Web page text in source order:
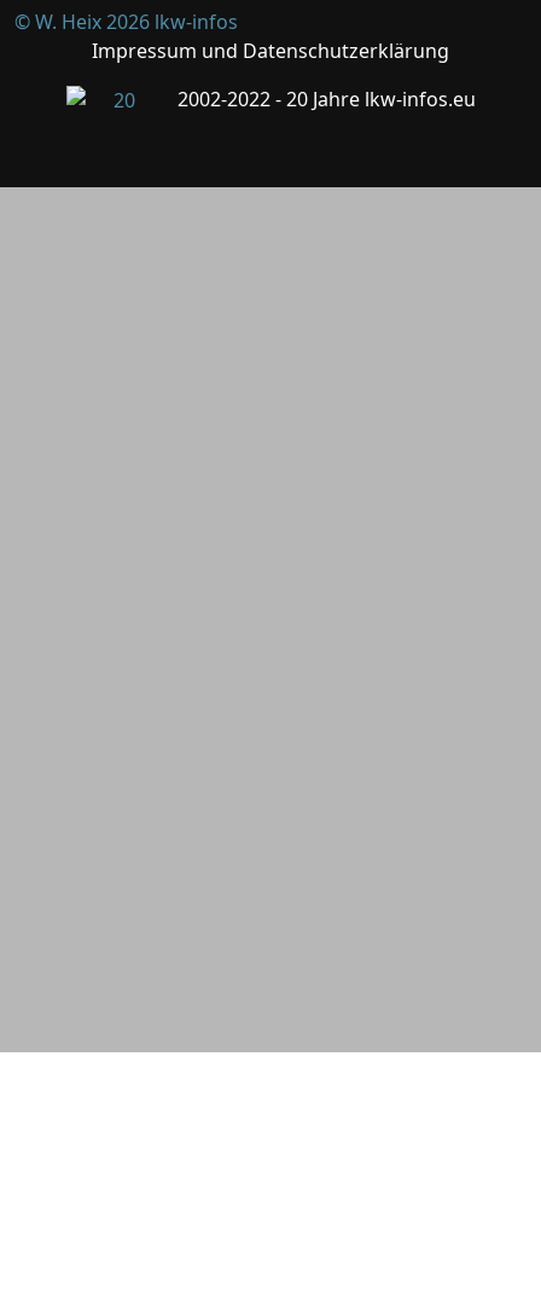
© W. Heix 2026 lkw-infos
Impressum und Datenschutzerklärung
2002-2022 - 20 Jahre lkw-infos.eu